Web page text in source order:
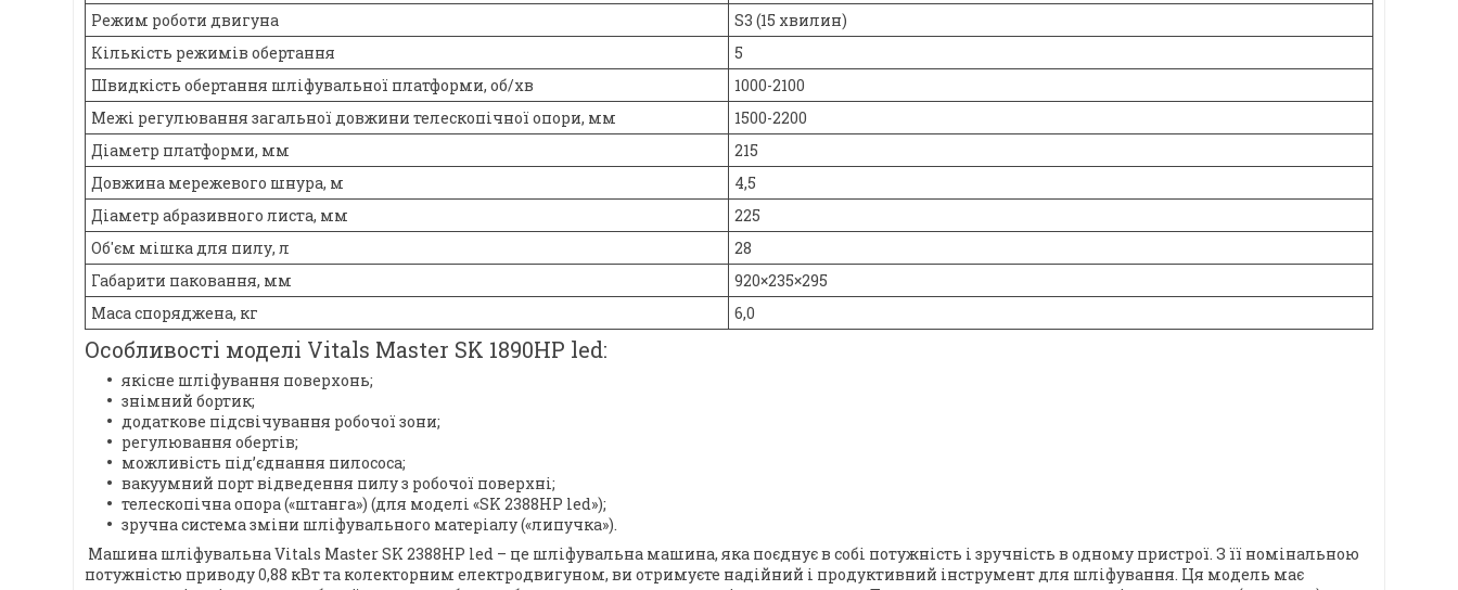
Режим роботи двигуна
S3 (15 хвилин)
Кількість режимів обертання
5
Швидкість обертання шліфувальної платформи, об/хв
1000-2100
Межі регулювання загальної довжини телескопічної опори, мм
1500-2200
Діаметр платформи, мм
215
Довжина мережевого шнура, м
4,5
Діаметр абразивного листа, мм
225
Об'єм мішка для пилу, л
28
Габарити паковання, мм
920×235×295
Маса споряджена, кг
6,0
Особливості моделі Vitals Master SK 1890HP led:
якісне шліфування поверхонь;
знімний бортик;
додаткове підсвічування робочої зони;
регулювання обертів;
можливість під’єднання пилососа;
вакуумний порт відведення пилу з робочої поверхні;
телескопічна опора («штанга») (для моделі «SK 2388HP led»);
зручна система зміни шліфувального матеріалу («липучка»).
Машина шліфувальна Vitals Master SK 2388HP led – це шліфувальна машина, яка поєднує в собі потужність і зручність в одному пристрої. З її номінальною
потужністю приводу 0,88 кВт та колекторним електродвигуном, ви отримуєте надійний і продуктивний інструмент для шліфування. Ця модель має